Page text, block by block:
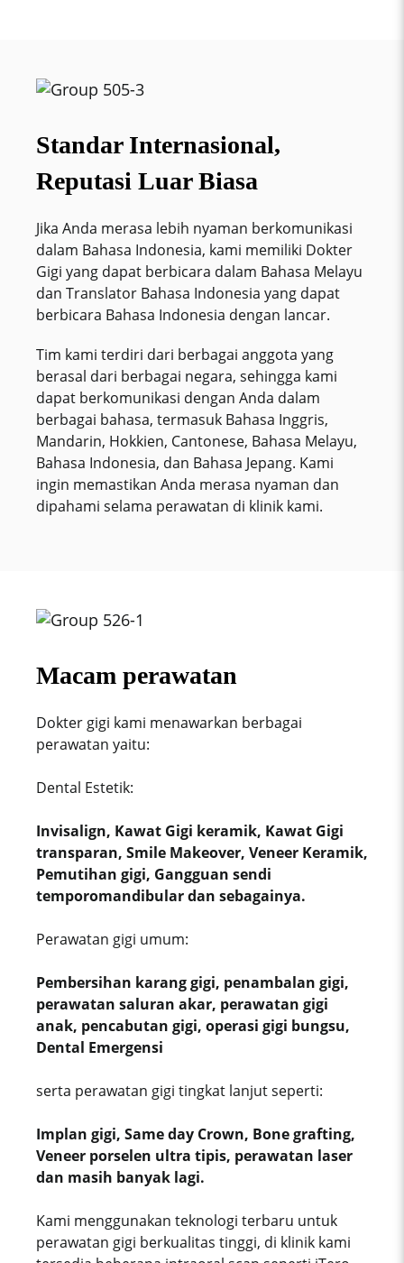
Standar Internasional,
Reputasi Luar Biasa
Jika Anda merasa lebih nyaman berkomunikasi
dalam Bahasa Indonesia, kami memiliki Dokter
Gigi yang dapat berbicara dalam Bahasa Melayu
dan Translator Bahasa Indonesia yang dapat
berbicara Bahasa Indonesia dengan lancar.
Tim kami terdiri dari berbagai anggota yang
berasal dari berbagai negara, sehingga kami
dapat berkomunikasi dengan Anda dalam
berbagai bahasa, termasuk Bahasa Inggris,
Mandarin, Hokkien, Cantonese, Bahasa Melayu,
Bahasa Indonesia, dan Bahasa Jepang. Kami
ingin memastikan Anda merasa nyaman dan
dipahami selama perawatan di klinik kami.
Macam perawatan
Dokter gigi kami menawarkan berbagai
perawatan yaitu:
Dental Estetik:
Invisalign, Kawat Gigi keramik, Kawat Gigi
transparan, Smile Makeover, Veneer Keramik,
Pemutihan gigi, Gangguan sendi
temporomandibular dan sebagainya.
Perawatan gigi umum:
Pembersihan karang gigi, penambalan gigi,
perawatan saluran akar, perawatan gigi
anak, pencabutan gigi, operasi gigi bungsu,
Dental Emergensi
serta perawatan gigi tingkat lanjut seperti:
Implan gigi, Same day Crown, Bone grafting,
Veneer porselen ultra tipis, perawatan laser
dan masih banyak lagi.
Kami menggunakan teknologi terbaru untuk
perawatan gigi berkualitas tinggi, di klinik kami